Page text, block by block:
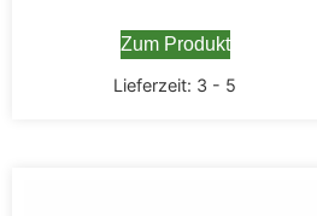
Zum Produkt
Lieferzeit: 3 - 5